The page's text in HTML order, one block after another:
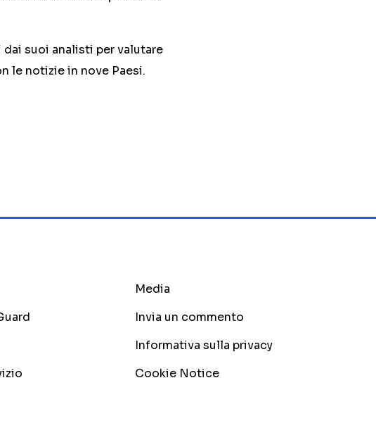
suoi analisti per valutare
le notizie in nove Paesi.
Media
Invia un commento
Informativa sulla privacy
Cookie Notice